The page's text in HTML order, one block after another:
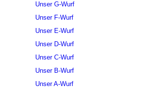
Unser G-Wurf
Unser F-Wurf
Unser E-Wurf
Unser D-Wurf
Unser C-Wurf
Unser B-Wurf
Unser A-Wurf